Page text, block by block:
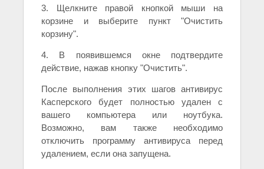
3. Щелкните правой кнопкой мыши на
корзине и выберите пункт "Очистить
корзину".
4. В появившемся окне подтвердите
действие, нажав кнопку "Очистить".
После выполнения этих шагов антивирус
Касперского будет полностью удален с
вашего компьютера или ноутбука.
Возможно, вам также необходимо
отключить программу антивируса перед
удалением, если она запущена.